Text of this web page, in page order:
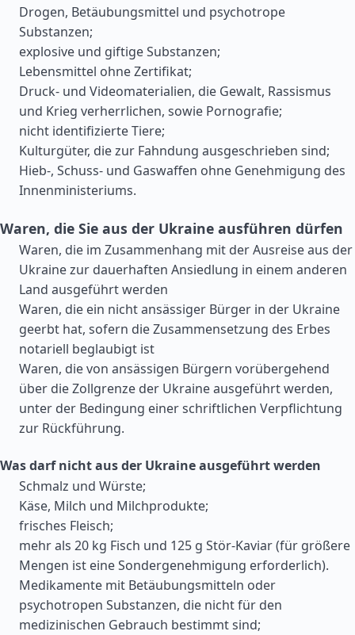
Drogen, Betäubungsmittel und psychotrope
Substanzen;
explosive und giftige Substanzen;
Lebensmittel ohne Zertifikat;
Druck- und Videomaterialien, die Gewalt, Rassismus
und Krieg verherrlichen, sowie Pornografie;
nicht identifizierte Tiere;
Kulturgüter, die zur Fahndung ausgeschrieben sind;
Hieb-, Schuss- und Gaswaffen ohne Genehmigung des
Innenministeriums.
Waren, die Sie aus der Ukraine ausführen dürfen
Waren, die im Zusammenhang mit der Ausreise aus der
Ukraine zur dauerhaften Ansiedlung in einem anderen
Land ausgeführt werden
Waren, die ein nicht ansässiger Bürger in der Ukraine
geerbt hat, sofern die Zusammensetzung des Erbes
notariell beglaubigt ist
Waren, die von ansässigen Bürgern vorübergehend
über die Zollgrenze der Ukraine ausgeführt werden,
unter der Bedingung einer schriftlichen Verpflichtung
zur Rückführung.
Was darf nicht aus der Ukraine ausgeführt werden
Schmalz und Würste;
Käse, Milch und Milchprodukte;
frisches Fleisch;
mehr als 20 kg Fisch und 125 g Stör-Kaviar (für größere
Mengen ist eine Sondergenehmigung erforderlich).
Medikamente mit Betäubungsmitteln oder
psychotropen Substanzen, die nicht für den
medizinischen Gebrauch bestimmt sind;